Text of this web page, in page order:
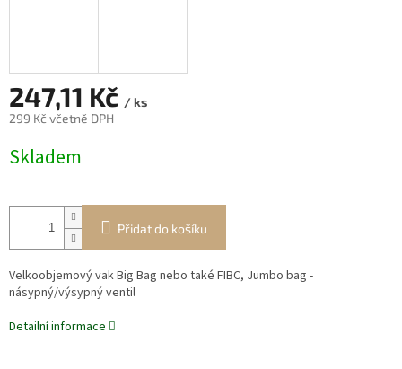
247,11 Kč / ks
299 Kč včetně DPH
cena:
Skladem
Přidat do košíku
Velkoobjemový vak Big Bag nebo také FIBC, Jumbo bag -
násypný/výsypný ventil
Detailní informace